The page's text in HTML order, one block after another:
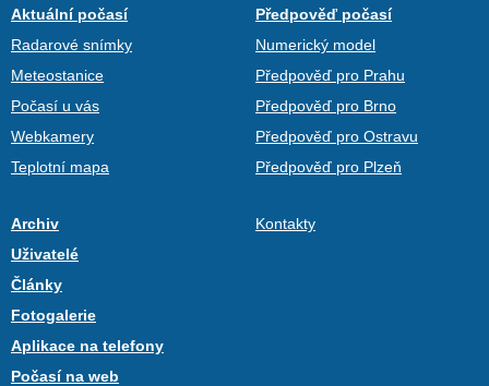
Aktuální počasí
Radarové snímky
Meteostanice
Počasí u vás
Webkamery
Teplotní mapa
Předpověď počasí
Numerický model
Předpověď pro Prahu
Předpověď pro Brno
Předpověď pro Ostravu
Předpověď pro Plzeň
Archiv
Uživatelé
Články
Fotogalerie
Aplikace na telefony
Počasí na web
Kontakty